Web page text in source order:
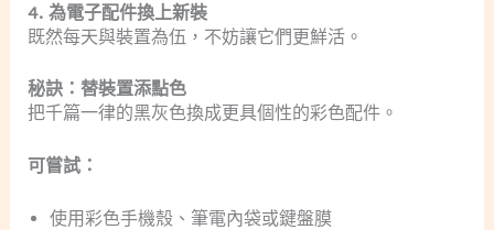
4. 為電子配件換上新裝
既然每天與裝置為伍，不妨讓它們更鮮活。
秘訣：替裝置添點色
把千篇一律的黑灰色換成更具個性的彩色配件。
可嘗試：
使用彩色手機殼、筆電內袋或鍵盤膜